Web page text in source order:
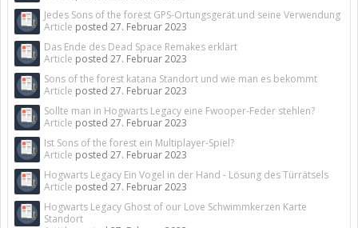
Jedes Sons of the forest GPS-Ortungsgerät und seine Verwendung
Article posted 27. Februar 2023
Das Ende des Dead Space Remakes erklärt
Article posted 27. Februar 2023
Sons of the forest katana Standort und wie man es bekommt
Article posted 27. Februar 2023
Sollte man in Hogwarts Legacy eine Fwooper-Feder stehlen?
Article posted 27. Februar 2023
Ist Sons of the forest ein Multiplayer-Spiel?
Article posted 27. Februar 2023
Hogwarts Legacy Ein Vogel in der Hand - Lösung des Türrätsels
Article posted 27. Februar 2023
Hogwarts Legacy Ghost of our Love Schwimmkerzen Karte
Standort